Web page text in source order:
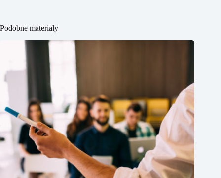
Podobne materiały